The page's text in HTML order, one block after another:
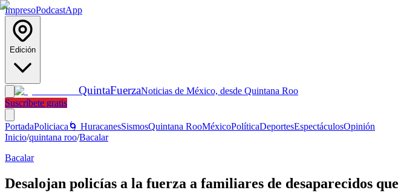
ImpresoPodcastApp
Edición
QuintaFuerzaNoticias de México, desde Quintana Roo
Suscríbete gratis
PortadaPoliciaca 🌀 HuracanesSismosQuintana RooMéxicoPolíticaDeportesEspectáculosOpinión
Inicio/quintana roo/Bacalar
Bacalar
Desalojan policías a la fuerza a familiares de desaparecidos